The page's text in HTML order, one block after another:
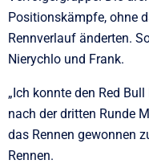
Positionskämpfe, ohne
Rennverlauf änderten.
Nierychlo und Frank.
„Ich konnte den Red
nach der dritten Runde
das Rennen gewonnen
Rennen.